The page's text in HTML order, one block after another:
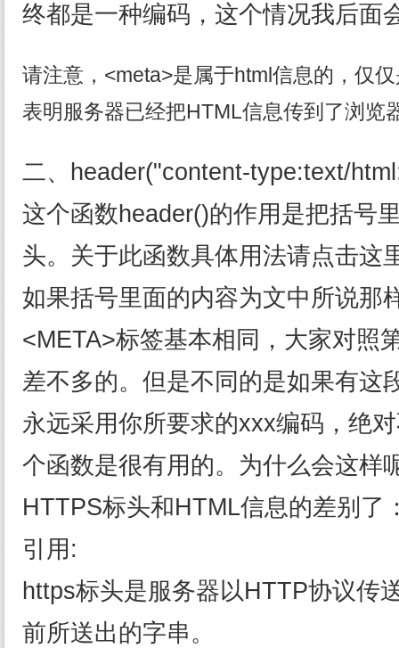
终都是一种编码，这个情况我后面
请注意，<meta>是属于html信息的，仅
表明服务器已经把HTML信息传到了浏览
二、header("content-type:text/
这个函数header()的作用是把括号
头。关于此函数具体用法请点击这
如果括号里面的内容为文中所说那
<META>标签基本相同，大家对照
差不多的。但是不同的是如果有这
永远采用你所要求的xxx编码，绝
个函数是很有用的。为什么会这样
HTTPS标头和HTML信息的差别了
引用:
https标头是服务器以HTTP协议传
前所送出的字串。